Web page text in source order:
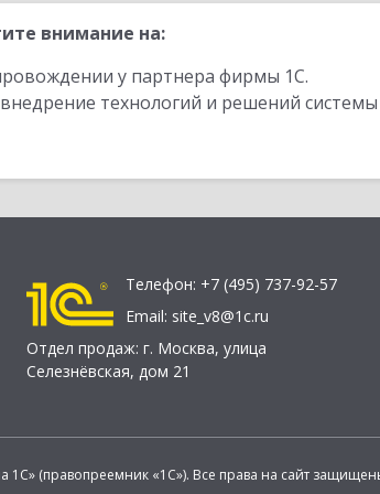
внимание на:
у партнера фирмы 1С.
технологий и решений
Телефон: +7 (495) 737-92-57
Email: site_v8@1c.ru
Отдел продаж: г. Москва, улица
Селезнёвская, дом 21
1С» (правопреемник «1С»). Все права на сайт